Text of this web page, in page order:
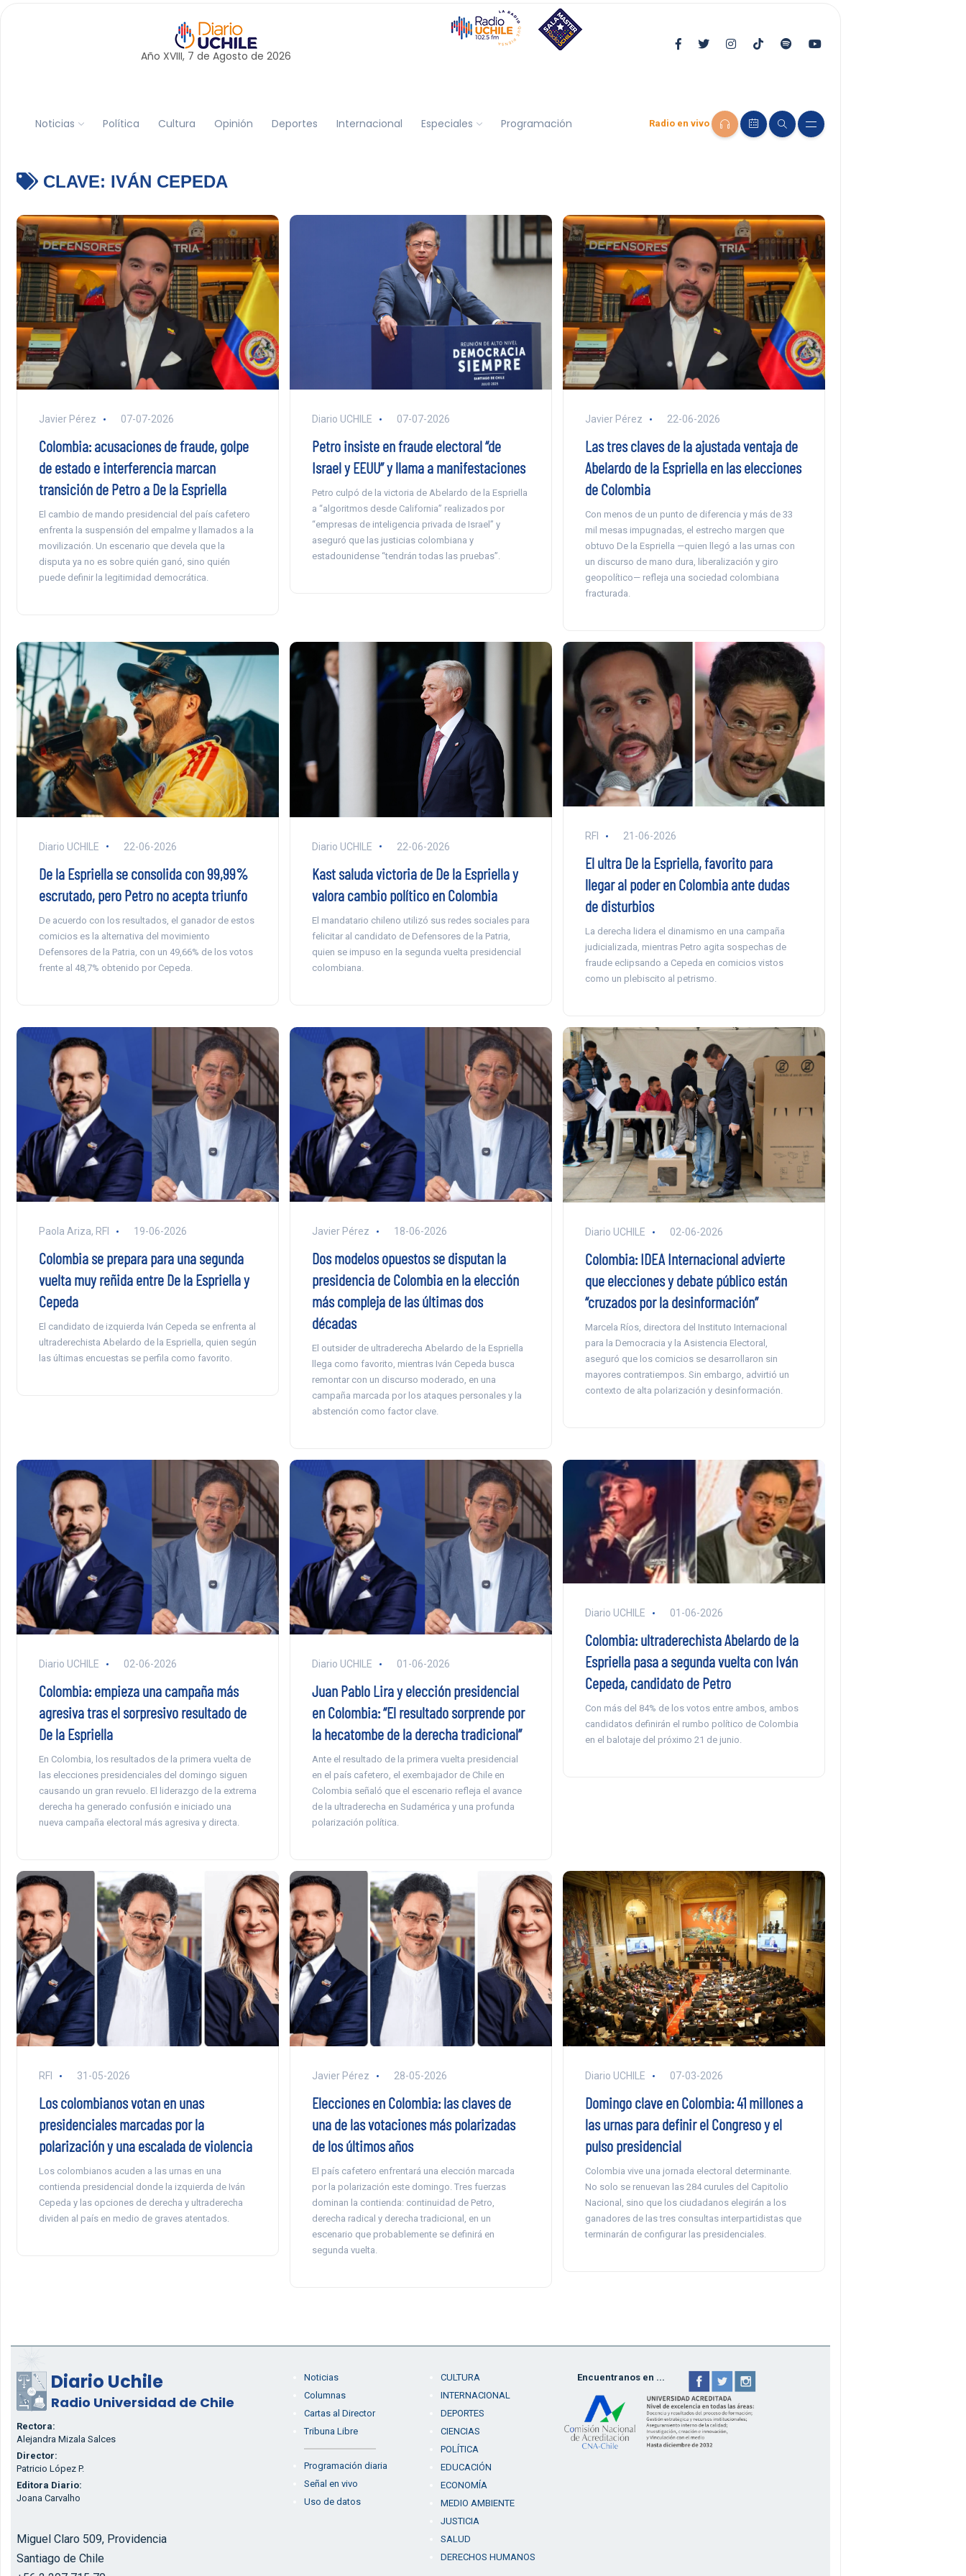
Año XVIII, 7 de Agosto de 2026
Noticias Política Cultura Opinión Deportes Internacional Especiales Programación Radio en vivo
CLAVE: IVÁN CEPEDA
Javier Pérez 07-07-2026
Colombia: acusaciones de fraude, golpe
de estado e interferencia marcan
transición de Petro a De la Espriella
El cambio de mando presidencial del país cafetero
enfrenta la suspensión del empalme y llamados a la
movilización. Un escenario que devela que la
disputa ya no es sobre quién ganó, sino quién
puede definir la legitimidad democrática.
Diario UCHILE 07-07-2026
Petro insiste en fraude electoral “de
Israel y EEUU” y llama a manifestaciones
Petro culpó de la victoria de Abelardo de la Espriella
a “algoritmos desde California” realizados por
“empresas de inteligencia privada de Israel” y
aseguró que las justicias colombiana y
estadounidense “tendrán todas las pruebas”.
Javier Pérez 22-06-2026
Las tres claves de la ajustada ventaja de
Abelardo de la Espriella en las elecciones
de Colombia
Con menos de un punto de diferencia y más de 33
mil mesas impugnadas, el estrecho margen que
obtuvo De la Espriella —quien llegó a las urnas con
un discurso de mano dura, liberalización y giro
geopolítico— refleja una sociedad colombiana
fracturada.
Diario UCHILE 22-06-2026
De la Espriella se consolida con 99,99%
escrutado, pero Petro no acepta triunfo
De acuerdo con los resultados, el ganador de estos
comicios es la alternativa del movimiento
Defensores de la Patria, con un 49,66% de los votos
frente al 48,7% obtenido por Cepeda.
Diario UCHILE 22-06-2026
Kast saluda victoria de De la Espriella y
valora cambio político en Colombia
El mandatario chileno utilizó sus redes sociales para
felicitar al candidato de Defensores de la Patria,
quien se impuso en la segunda vuelta presidencial
colombiana.
RFI 21-06-2026
El ultra De la Espriella, favorito para
llegar al poder en Colombia ante dudas
de disturbios
La derecha lidera el dinamismo en una campaña
judicializada, mientras Petro agita sospechas de
fraude eclipsando a Cepeda en comicios vistos
como un plebiscito al petrismo.
Paola Ariza, RFI 19-06-2026
Colombia se prepara para una segunda
vuelta muy reñida entre De la Espriella y
Cepeda
El candidato de izquierda Iván Cepeda se enfrenta al
ultraderechista Abelardo de la Espriella, quien según
las últimas encuestas se perfila como favorito.
Javier Pérez 18-06-2026
Dos modelos opuestos se disputan la
presidencia de Colombia en la elección
más compleja de las últimas dos
décadas
El outsider de ultraderecha Abelardo de la Espriella
llega como favorito, mientras Iván Cepeda busca
remontar con un discurso moderado, en una
campaña marcada por los ataques personales y la
abstención como factor clave.
Diario UCHILE 02-06-2026
Colombia: IDEA Internacional advierte
que elecciones y debate público están
“cruzados por la desinformación”
Marcela Ríos, directora del Instituto Internacional
para la Democracia y la Asistencia Electoral,
aseguró que los comicios se desarrollaron sin
mayores contratiempos. Sin embargo, advirtió un
contexto de alta polarización y desinformación.
Diario UCHILE 02-06-2026
Colombia: empieza una campaña más
agresiva tras el sorpresivo resultado de
De la Espriella
En Colombia, los resultados de la primera vuelta de
las elecciones presidenciales del domingo siguen
causando un gran revuelo. El liderazgo de la extrema
derecha ha generado confusión e iniciado una
nueva campaña electoral más agresiva y directa.
Diario UCHILE 01-06-2026
Juan Pablo Lira y elección presidencial
en Colombia: “El resultado sorprende por
la hecatombe de la derecha tradicional”
Ante el resultado de la primera vuelta presidencial
en el país cafetero, el exembajador de Chile en
Colombia señaló que el escenario refleja el avance
de la ultraderecha en Sudamérica y una profunda
polarización política.
Diario UCHILE 01-06-2026
Colombia: ultraderechista Abelardo de la
Espriella pasa a segunda vuelta con Iván
Cepeda, candidato de Petro
Con más del 84% de los votos entre ambos, ambos
candidatos definirán el rumbo político de Colombia
en el balotaje del próximo 21 de junio.
RFI 31-05-2026
Los colombianos votan en unas
presidenciales marcadas por la
polarización y una escalada de violencia
Los colombianos acuden a las urnas en una
contienda presidencial donde la izquierda de Iván
Cepeda y las opciones de derecha y ultraderecha
dividen al país en medio de graves atentados.
Javier Pérez 28-05-2026
Elecciones en Colombia: las claves de
una de las votaciones más polarizadas
de los últimos años
El país cafetero enfrentará una elección marcada
por la polarización este domingo. Tres fuerzas
dominan la contienda: continuidad de Petro,
derecha radical y derecha tradicional, en un
escenario que probablemente se definirá en
segunda vuelta.
Diario UCHILE 07-03-2026
Domingo clave en Colombia: 41 millones a
las urnas para definir el Congreso y el
pulso presidencial
Colombia vive una jornada electoral determinante.
No solo se renuevan las 284 curules del Capitolio
Nacional, sino que los ciudadanos elegirán a los
ganadores de las tres consultas interpartidistas que
terminarán de configurar las presidenciales.
Diario Uchile
Radio Universidad de Chile
Rectora:
Alejandra Mizala Salces
Director:
Patricio López P.
Editora Diario:
Joana Carvalho
Miguel Claro 509, Providencia
Santiago de Chile
Noticias
Columnas
Cartas al Director
Tribuna Libre
Programación diaria
Señal en vivo
Uso de datos
CULTURA
INTERNACIONAL
DEPORTES
CIENCIAS
POLÍTICA
EDUCACIÓN
ECONOMÍA
MEDIO AMBIENTE
JUSTICIA
SALUD
DERECHOS HUMANOS
Encuentranos en ...